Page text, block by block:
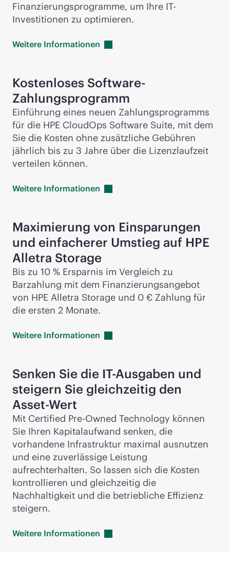
Finanzierungsprogramme, um Ihre IT-
Investitionen zu optimieren.
Weitere Informationen
Kostenloses Software-
Zahlungsprogramm
Einführung eines neuen Zahlungsprogramms
für die HPE CloudOps Software Suite, mit dem
Sie die Kosten ohne zusätzliche Gebühren
jährlich bis zu 3 Jahre über die Lizenzlaufzeit
verteilen können.
Weitere Informationen
Maximierung von Einsparungen
und einfacherer Umstieg auf HPE
Alletra Storage
Bis zu 10 % Ersparnis im Vergleich zu
Barzahlung mit dem Finanzierungsangebot
von HPE Alletra Storage und 0 € Zahlung für
die ersten 2 Monate.
Weitere Informationen
Senken Sie die IT-Ausgaben und
steigern Sie gleichzeitig den
Asset-Wert
Mit Certified Pre-Owned Technology können
Sie Ihren Kapitalaufwand senken, die
vorhandene Infrastruktur maximal ausnutzen
und eine zuverlässige Leistung
aufrechterhalten. So lassen sich die Kosten
kontrollieren und gleichzeitig die
Nachhaltigkeit und die betriebliche Effizienz
steigern.
Weitere Informationen